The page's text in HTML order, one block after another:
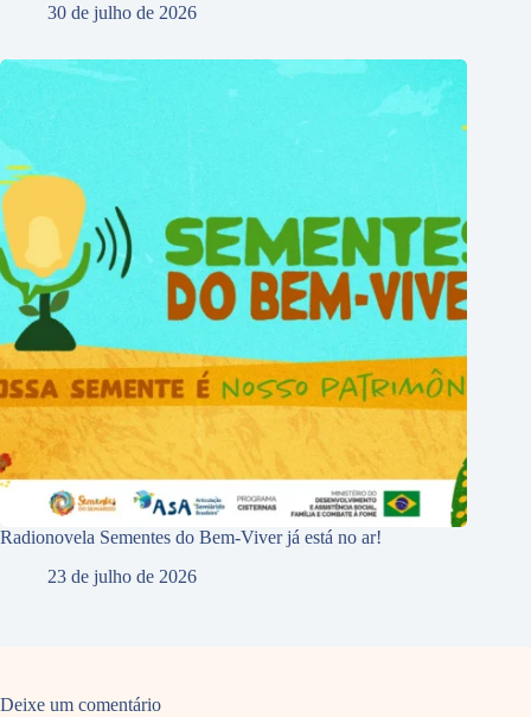
30 de julho de 2026
Radionovela Sementes do Bem-Viver já está no ar!
23 de julho de 2026
Deixe um comentário